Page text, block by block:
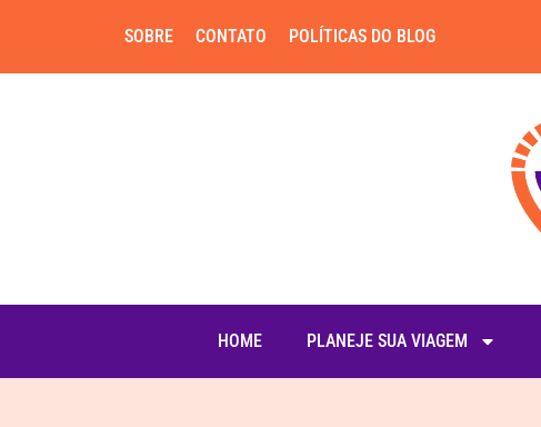
SOBRE CONTATO POLÍTICAS DO BLOG
HOME PLANEJE SUA VIAGEM